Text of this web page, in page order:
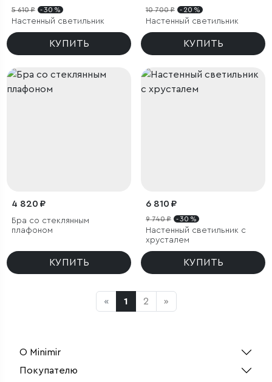
5 610 ₽ - 30 %
Настенный светильник
КУПИТЬ
10 700 ₽ - 20 %
Настенный светильник
КУПИТЬ
4 820 ₽
Бра со стеклянным
плафоном
КУПИТЬ
6 810 ₽
9 740 ₽ - 30 %
Настенный светильник с
хрусталем
КУПИТЬ
« 1 2 »
О Minimir
Покупателю